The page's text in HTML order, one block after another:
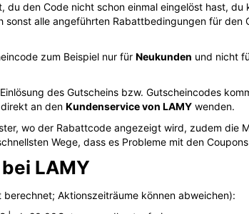
den Code nicht schon einmal eingelöst hast,
sonst alle angeführten Rabattbedingungen für
zum Beispiel nur für Neukunden und nicht
des Gutscheins bzw. Gutscheincodes
an den Kundenservice von LAMY wenden.
wo der Rabattcode angezeigt wird, zudem die
Wege, dass es Probleme mit den
LAMY
Aktionszeiträume können abweichen):